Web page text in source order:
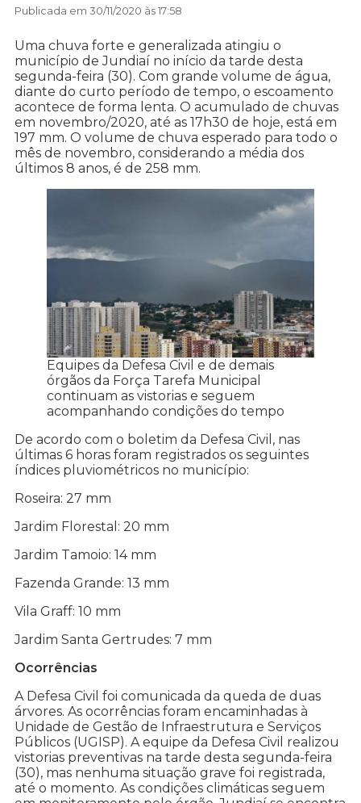
Publicada em 30/11/2020 às 17:58
Uma chuva forte e generalizada atingiu o
município de Jundiaí no início da tarde desta
segunda-feira (30). Com grande volume de água,
diante do curto período de tempo, o escoamento
acontece de forma lenta. O acumulado de chuvas
em novembro/2020, até as 17h30 de hoje, está em
197 mm. O volume de chuva esperado para todo o
mês de novembro, considerando a média dos
últimos 8 anos, é de 258 mm.
Equipes da Defesa Civil e de demais
órgãos da Força Tarefa Municipal
continuam as vistorias e seguem
acompanhando condições do tempo
De acordo com o boletim da Defesa Civil, nas
últimas 6 horas foram registrados os seguintes
índices pluviométricos no município:
Roseira: 27 mm
Jardim Florestal: 20 mm
Jardim Tamoio: 14 mm
Fazenda Grande: 13 mm
Vila Graff: 10 mm
Jardim Santa Gertrudes: 7 mm
Ocorrências
A Defesa Civil foi comunicada da queda de duas
árvores. As ocorrências foram encaminhadas à
Unidade de Gestão de Infraestrutura e Serviços
Públicos (UGISP). A equipe da Defesa Civil realizou
vistorias preventivas na tarde desta segunda-feira
(30), mas nenhuma situação grave foi registrada,
até o momento. As condições climáticas seguem